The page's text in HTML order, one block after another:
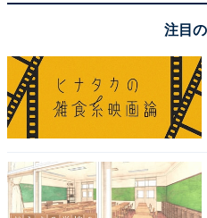
注目